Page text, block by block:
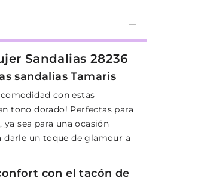
Sandalias 28236
sandalias Tamaris
con estas
tono dorado! Perfectas para
sea para una ocasión
darle un toque de glamour a
con el tacón de